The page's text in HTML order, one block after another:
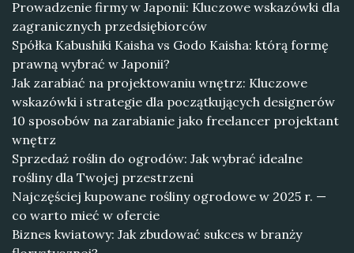
Prowadzenie firmy w Japonii: Kluczowe wskazówki dla
zagranicznych przedsiębiorców
Spółka Kabushiki Kaisha vs Godo Kaisha: którą formę
prawną wybrać w Japonii?
Jak zarabiać na projektowaniu wnętrz: Kluczowe
wskazówki i strategie dla początkujących designerów
10 sposobów na zarabianie jako freelancer projektant
wnętrz
Sprzedaż roślin do ogrodów: Jak wybrać idealne
rośliny dla Twojej przestrzeni
Najczęściej kupowane rośliny ogrodowe w 2025 r. —
co warto mieć w ofercie
Biznes kwiatowy: Jak zbudować sukces w branży